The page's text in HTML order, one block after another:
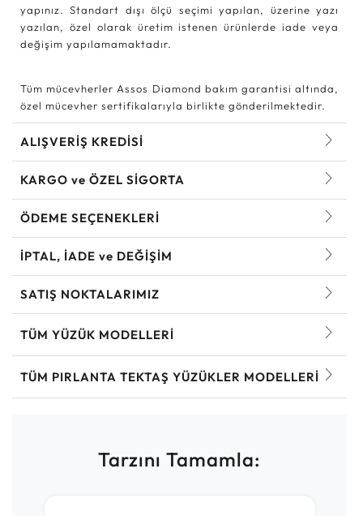
yapınız. Standart dışı ölçü seçimi yapılan, üzerine yazı
yazılan, özel olarak üretim istenen ürünlerde iade veya
değişim yapılamamaktadır.
Tüm mücevherler Assos Diamond bakım garantisi altında,
özel mücevher sertifikalarıyla birlikte gönderilmektedir.
ALIŞVERİŞ KREDİSİ
KARGO ve ÖZEL SİGORTA
ÖDEME SEÇENEKLERİ
İPTAL, İADE ve DEĞİŞİM
SATIŞ NOKTALARIMIZ
TÜM YÜZÜK MODELLERI
TÜM PIRLANTA TEKTAŞ YÜZÜKLER MODELLERI
Tarzını Tamamla: